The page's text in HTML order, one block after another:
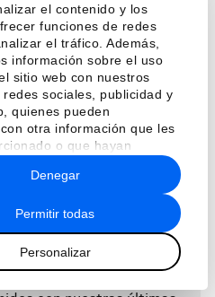
el contenido y los
funciones de redes
el tráfico. Además,
información sobre el uso
sitio web con nuestros
sociales, publicidad y
quienes pueden
otra información que les
o que hayan
partir del uso que haya
servicios.
Permitir todas
Personalizar
Denegar
Pilar López,
“Yo tengo
ejercer de role models.
es una parte
También lo sería si
mi caso puedo sumarle
personal”.
actualización sobre
y accede a tu colección